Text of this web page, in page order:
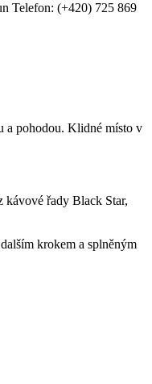
Telefon: (+420) 725 869
a pohodou. Klidné místo v
řady Black Star,
krokem a splněným